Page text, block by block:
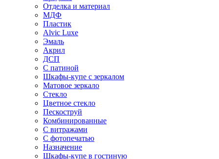
Отделка и материал
МДФ
Пластик
Alvic Luxe
Эмаль
Акрил
ДСП
С патиной
Шкафы-купе с зеркалом
Матовое зеркало
Стекло
Цветное стекло
Пескоструй
Комбинированные
С витражами
С фотопечатью
Назначение
Шкафы-купе в гостиную